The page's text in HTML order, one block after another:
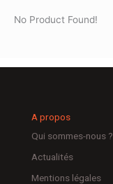
No Product Found!
A propos
Qui sommes-nous ?
Actualités
Mentions légales